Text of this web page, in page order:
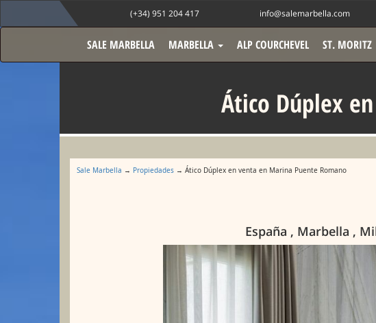
(+34) 951 204 417 info@salemarbella.com
SALE MARBELLA MARBELLA ALP COURCHEVEL ST. MORITZ
Ático Dúplex
Sale Marbella → Propiedades → Ático Dúplex en venta en Marina Puente Romano
España , Marbella ,